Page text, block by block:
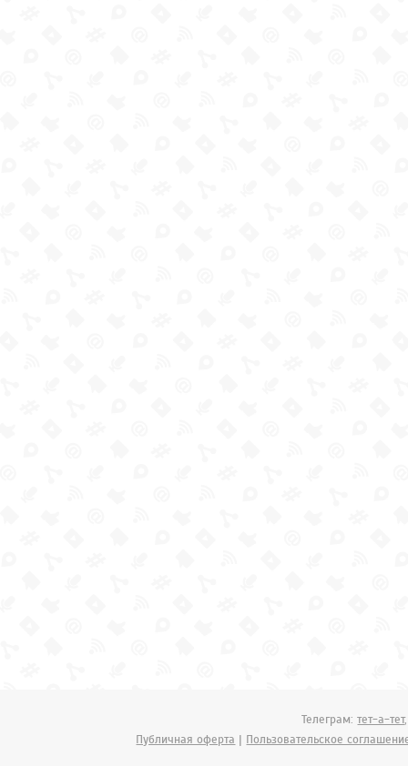
Телеграм:тет-а-тет
Публичная оферта | Пользовательское